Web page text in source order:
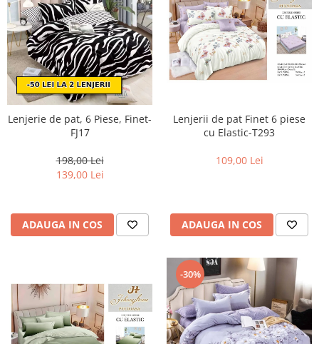
Lenjerie de pat, 6 Piese, Finet-
FJ17
198,00 Lei
139,00 Lei
ADAUGA IN COS
Lenjerii de pat Finet 6 piese
cu Elastic-T293
109,00 Lei
ADAUGA IN COS
-30%